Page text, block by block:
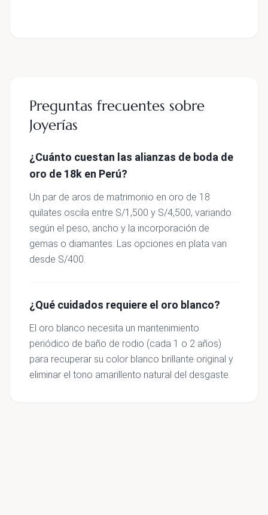
Preguntas frecuentes sobre
Joyerías
¿Cuánto cuestan las alianzas de boda de
oro de 18k en Perú?
Un par de aros de matrimonio en oro de 18
quilates oscila entre S/1,500 y S/4,500, variando
según el peso, ancho y la incorporación de
gemas o diamantes. Las opciones en plata van
desde S/400.
¿Qué cuidados requiere el oro blanco?
El oro blanco necesita un mantenimiento
periódico de baño de rodio (cada 1 o 2 años)
para recuperar su color blanco brillante original y
eliminar el tono amarillento natural del desgaste.